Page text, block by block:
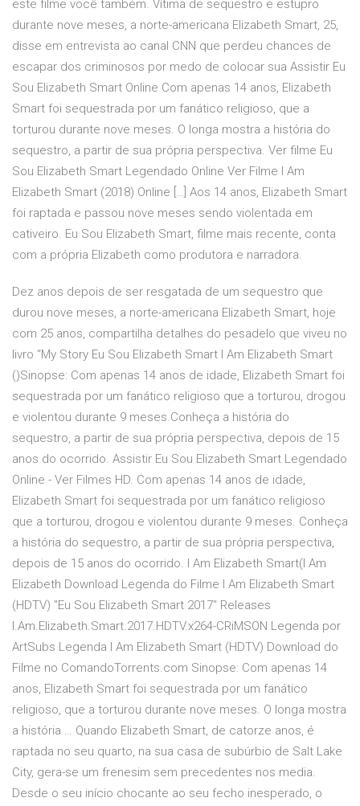
este filme você também. Vítima de sequestro e estupro
durante nove meses, a norte-americana Elizabeth Smart, 25,
disse em entrevista ao canal CNN que perdeu chances de
escapar dos criminosos por medo de colocar sua Assistir Eu
Sou Elizabeth Smart Online Com apenas 14 anos, Elizabeth
Smart foi sequestrada por um fanático religioso, que a
torturou durante nove meses. O longa mostra a história do
sequestro, a partir de sua própria perspectiva. Ver filme Eu
Sou Elizabeth Smart Legendado Online Ver Filme I Am
Elizabeth Smart (2018) Online […] Aos 14 anos, Elizabeth Smart
foi raptada e passou nove meses sendo violentada em
cativeiro. Eu Sou Elizabeth Smart, filme mais recente, conta
com a própria Elizabeth como produtora e narradora.
Dez anos depois de ser resgatada de um sequestro que
durou nove meses, a norte-americana Elizabeth Smart, hoje
com 25 anos, compartilha detalhes do pesadelo que viveu no
livro “My Story Eu Sou Elizabeth Smart I Am Elizabeth Smart
()Sinopse: Com apenas 14 anos de idade, Elizabeth Smart foi
sequestrada por um fanático religioso que a torturou, drogou
e violentou durante 9 meses.Conheça a história do
sequestro, a partir de sua própria perspectiva, depois de 15
anos do ocorrido. Assistir Eu Sou Elizabeth Smart Legendado
Online - Ver Filmes HD. Com apenas 14 anos de idade,
Elizabeth Smart foi sequestrada por um fanático religioso
que a torturou, drogou e violentou durante 9 meses. Conheça
a história do sequestro, a partir de sua própria perspectiva,
depois de 15 anos do ocorrido. I Am Elizabeth Smart(I Am
Elizabeth Download Legenda do Filme I Am Elizabeth Smart
(HDTV) "Eu Sou Elizabeth Smart 2017" Releases
I.Am.Elizabeth.Smart.2017.HDTV.x264-CRiMSON Legenda por
ArtSubs Legenda I Am Elizabeth Smart (HDTV) Download do
Filme no ComandoTorrents.com Sinopse: Com apenas 14
anos, Elizabeth Smart foi sequestrada por um fanático
religioso, que a torturou durante nove meses. O longa mostra
a história … Quando Elizabeth Smart, de catorze anos, é
raptada no seu quarto, na sua casa de subúrbio de Salt Lake
City, gera-se um frenesim sem precedentes nos media.
Desde o seu início chocante ao seu fecho inesperado, o